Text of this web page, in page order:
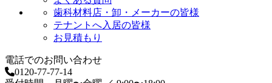
歯科材料店・卸・メーカーの皆様
テナントへ入居の皆様
お見積もり
電話でのお問い合わせ
0120-77-77-14